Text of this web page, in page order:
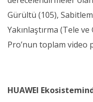
Gürültü (105),
Yakınlaştırma (Tele
Pro’nun toplam video
HUAWEI